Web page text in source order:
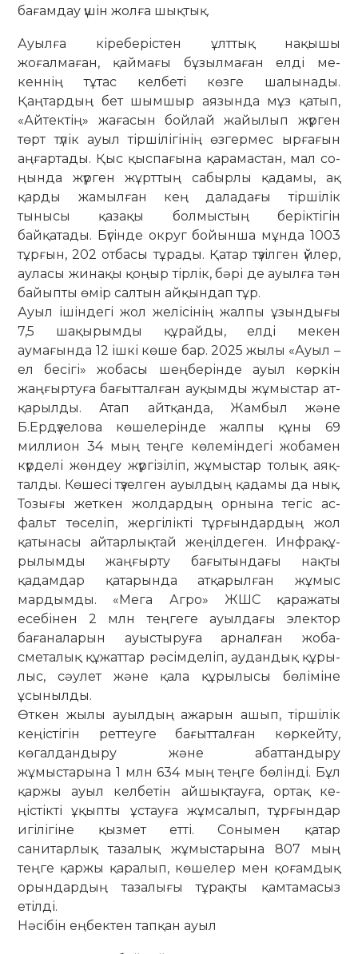
бағамдау үшін жолға шықтық.
Ауылға кіреберістен ұлттық нақы­шы
жоғалмаған, қаймағы бұзыл­маған елді ме­
кеннің тұтас келбеті көзге ша­лы­нады.
Қаңтардың бет шымшыр ая­зында мұз қатып,
«Айтектің» жағасын бой­лай жайылып жүрген
төрт түлік ауыл тір­шілігінің өзгермес ырғағын
аңғар­тады. Қыс қыспағына қарамастан, мал со­
ңында жүрген жұрттың сабырлы қа­дамы, ақ
қарды жамылған кең дала­дағы тіршілік
тынысы қазақы бол­мыс­­тың беріктігін
байқатады. Бүгінде округ бойынша мұнда 1003
тұрғын, 202 от­басы тұрады. Қатар түзілген үйлер,
ау­ласы жинақы қоңыр тірлік, бәрі де ау­ылға тән
байыпты өмір салтын ай­қын­­дап тұр.
Ауыл ішіндегі жол желісінің жалпы ұзындығы
7,5 шақырымды құрайды, ел­ді мекен
аумағында 12 ішкі көше бар. 2025 жылы «Ауыл –
ел бесігі» жобасы шеңберінде ауыл көркін
жаңғыртуға бағытталған ауқымды жұмыстар ат­
қа­­рылды. Атап айтқанда, Жамбыл және
Б.Ердүзелова көшелерінде жал­пы құны 69
миллион 34 мың тең­ге көлеміндегі жобамен
күрделі жөн­деу жүргізіліп, жұмыстар толық аяқ­
талды. Көшесі түзелген ау­ыл­дың қадамы да нық.
Тозығы жет­кен жол­дардың ор­нына тегіс ас­
фальт тө­селіп, жергілікті тұрғын­дардың жол
қаты­на­сы айтарлықтай жеңілдеген. Инфра­құ­­­
рылымды жаңғырту бағытындағы нақты
қадамдар қатарында атқарыл­ған жұмыс
мардымды. «Мега Агро» ЖШС қаражаты
есебінен 2 млн теңгеге ауылдағы электор
бағаналарын ауыс­ты­руға арналған жоба-
сметалық құ­жат­тар рәсімделіп, аудандық құры­
лыс, сәулет және қала құрылысы бө­лі­міне
ұсынылды.
Өткен жылы ауылдың ажарын ашып, тіршілік
кеңістігін реттеуге ба­ғыт­­­­­талған көркейту,
көгалдандыру жә­не абаттандыру
жұмыстарына 1 млн­ 634 мың теңге бөлінді. Бұл
қар­­жы ауыл келбетін айшықтауға, ортақ ке­
ңістікті ұқыпты ұстауға жұм­­­салып, тұрғындар
игілігіне қызмет етті. Сонымен қатар
санитарлық таза­лық жұмыстарына 807 мың
теңге қар­жы қаралып, көшелер мен қоғамдық
орын­­дардың тазалығы тұрақты қам­тамасыз
етілді.
Нәсібін еңбектен тапқан ауыл